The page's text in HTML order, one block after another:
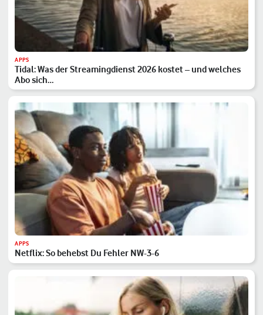
APPS
Tidal: Was der Streamingdienst 2026 kostet – und welches
Abo sich…
APPS
Netflix: So behebst Du Fehler NW-3-6